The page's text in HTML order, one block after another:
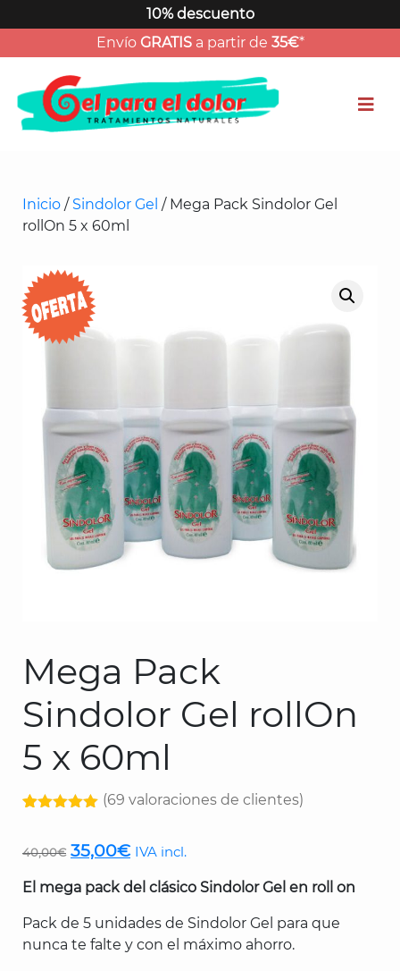
al
10% descuento
Envío GRATISa partir de 35€*
Inicio / Sindolor Gel / Mega Pack Sindolor Gel
rollOn 5 x 60ml
Mega Pack
Sindolor Gel rollOn
5 x 60ml
5 en base
valoraciones
de clientes
(69 valoraciones de clientes)
40,00€ El
precio
original
era:
40,00€.
35,00€El
precio
actual
es:
35,00€.
IVA incl.
El mega pack del clásico Sindolor Gel en roll on
Pack de 5 unidades de Sindolor Gel para que
nunca te falte y con el máximo ahorro.